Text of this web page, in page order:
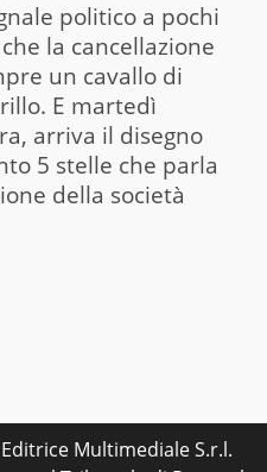
politico a pochi
la cancellazione
un cavallo di
E martedì
arriva il disegno
5 stelle che parla
della società
Multimediale S.r.l.